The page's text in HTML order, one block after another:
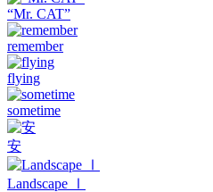
“Mr. CAT”
remember
flying
sometime
安
Landscape Ⅰ